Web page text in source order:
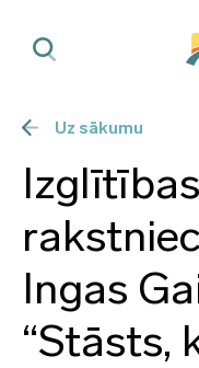
Uz sākumu
Ingas
“Stāsts,